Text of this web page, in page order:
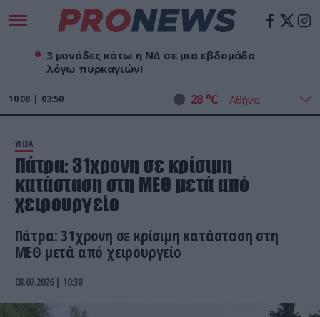
3 μονάδες κάτω η ΝΔ σε μια εβδομάδα
λόγω πυρκαγιών!
10 08 03:50 28 oC
ΥΓΕΙΑ
Πάτρα: 31χρονη σε κρίσιμη
κατάσταση στη ΜΕΘ μετά από
χειρουργείο
Πάτρα: 31χρονη σε κρίσιμη κατάσταση στη
ΜΕΘ μετά από χειρουργείο
08.07.2026 | 10:38